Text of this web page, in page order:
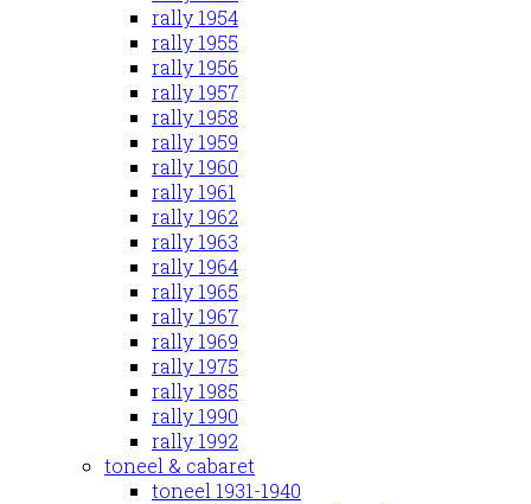
rally 1954
rally 1955
rally 1956
rally 1957
rally 1958
rally 1959
rally 1960
rally 1961
rally 1962
rally 1963
rally 1964
rally 1965
rally 1967
rally 1969
rally 1975
rally 1985
rally 1990
rally 1992
toneel & cabaret
toneel 1931-1940